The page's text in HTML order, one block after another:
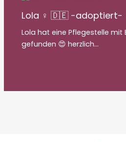
Lola ♀ 🇩🇪 -adoptiert-
Lola hat eine Pflegestelle mit
gefunden 😍 herzlich…